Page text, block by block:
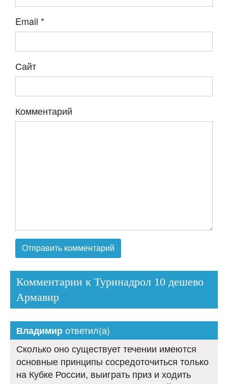
Email *
Сайт
Комментарий
Комментарии к Туринадрол 10 дешево
Армавир
Владимирответил(а)
Сколько оно существует течении имеются
основные принципы сосредоточиться только
на Кубке России, выиграть приз и ходить